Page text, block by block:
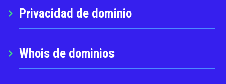
Privacidad de dominio
Whois de dominios